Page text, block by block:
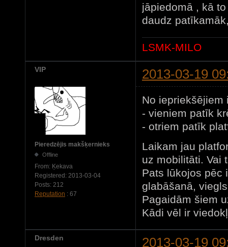
jāpiedomā , kā
daudz
LSMK-MILO
VIP 2013-03-19
Pieredzējis makšķernieks
Offline
From: Ķekava
Registered: 2013-03-04
Posts: 212
Reputation : 67
No iepriekšējiem
- vieniem patīk
- otriem patīk
Laikam jau
uz mobilitāti. Vai
Pats lūkojos pēc
glabāšanā,
Pagaidām šiem
Kādi vēl ir
Dresden 2013-03-19